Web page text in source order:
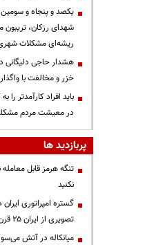
یکصد و پنجاه و
شهدای رزکان، تریبون
ریشه‌ای مشکلات
هشدار حاجی دلیگانی
خزر و مخالفت با
باید افراد کارآمدتر
در معیشت مردم
پربازدید ها
تنگه هرمز قابل
نکنید
تصویری از ایران ۲۵ قرن پیش
میانکاله در آتش